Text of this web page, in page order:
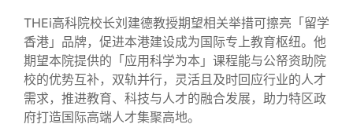
THEi高科院校长刘建德教授期望相关举措可擦亮「留学
香港」品牌，促进本港建设成为国际专上教育枢纽。他
期望本院提供的「应用科学为本」课程能与公帑资助院
校的优势互补，双轨并行，灵活且及时回应行业的人才
需求，推进教育、科技与人才的融合发展，助力特区政
府打造国际高端人才集聚高地。